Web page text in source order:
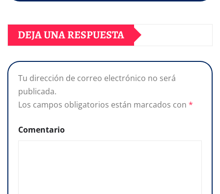
DEJA UNA RESPUESTA
Tu dirección de correo electrónico no será
publicada.
Los campos obligatorios están marcados con *
Comentario